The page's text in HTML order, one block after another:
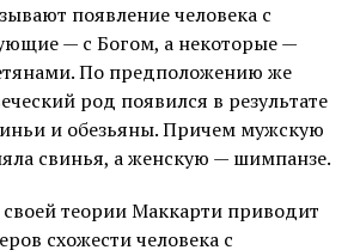
появление человека с
— с Богом, а некоторые —
По предположению же
род появился в результате
и обезьяны. Причем мужскую
свинья, а женскую — шимпанзе.
теории Маккарти приводит
схожести человека с